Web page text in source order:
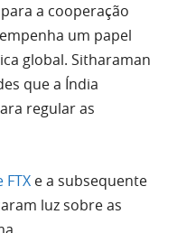
a cooperação
um papel
global. Sitharaman
que a Índia
regular as
e a subsequente
luz sobre as